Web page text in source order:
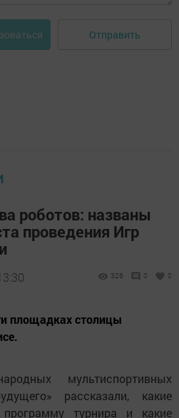
Отправить
роботов: названы
проведения Игр
326 0 0
площадках столицы
мультиспортивных
рассказали, какие
турнира и какие